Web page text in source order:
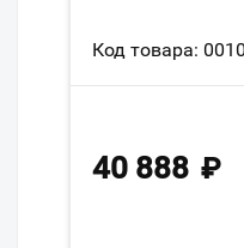
Код товара:
40 888 ₽